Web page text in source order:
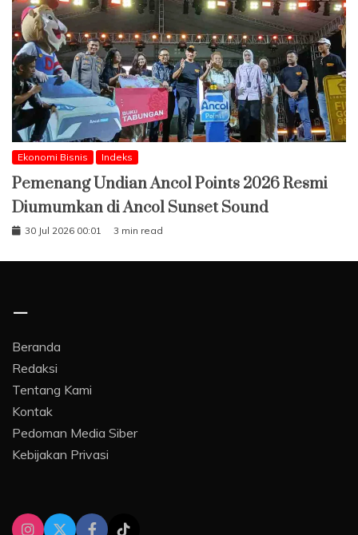
Ekonomi Bisnis Indeks
Pemenang Undian Ancol Points 2026 Resmi
Diumumkan di Ancol Sunset Sound
30 Jul 2026 00:01 3 min read
–
Beranda
Redaksi
Tentang Kami
Kontak
Pedoman Media Siber
Kebijakan Privasi